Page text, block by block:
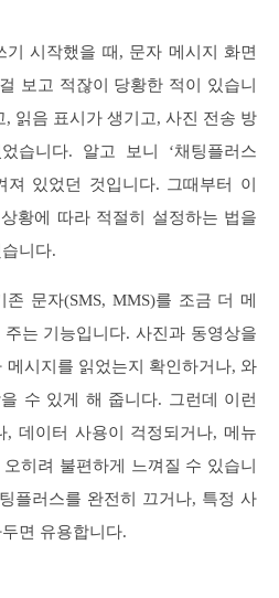
시작했을 때, 문자 메시지 화면
보고 적잖이 당황한 적이 있습니
읽음 표시가 생기고, 사진 전송 방
습니다. 알고 보니 ‘채팅플러스
져 있었던 것입니다. 그때부터 이
황에 따라 적절히 설정하는 법을
니다.
문자(SMS, MMS)를 조금 더 메
는 기능입니다. 사진과 동영상을
메시지를 읽었는지 확인하거나, 와
수 있게 해 줍니다. 그런데 이런
, 데이터 사용이 걱정되거나, 메뉴
히려 불편하게 느껴질 수 있습니
플러스를 완전히 끄거나, 특정 사
면 유용합니다.